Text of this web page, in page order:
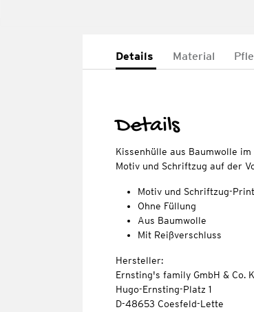
Details Material
Details
Kissenhülle aus Baumwolle
Motiv und Schriftzug auf der
Motiv und Schriftzug-Print
Ohne Füllung
Aus Baumwolle
Mit Reißverschluss
Hersteller:
Ernsting's family GmbH & Co.
Hugo-Ernsting-Platz 1
D-48653 Coesfeld-Lette